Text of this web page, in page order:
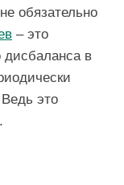
обязательно
– это
дисбаланса в
это